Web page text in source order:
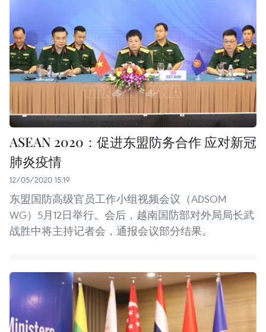
ASEAN 2020：促进东盟防务合作 应对新冠
肺炎疫情
12/05/2020 15:19
东盟国防高级官员工作小组视频会议（ADSOM
WG）5月12日举行。会后，越南国防部对外局局长武
战胜中将主持记者会，通报会议部分结果。